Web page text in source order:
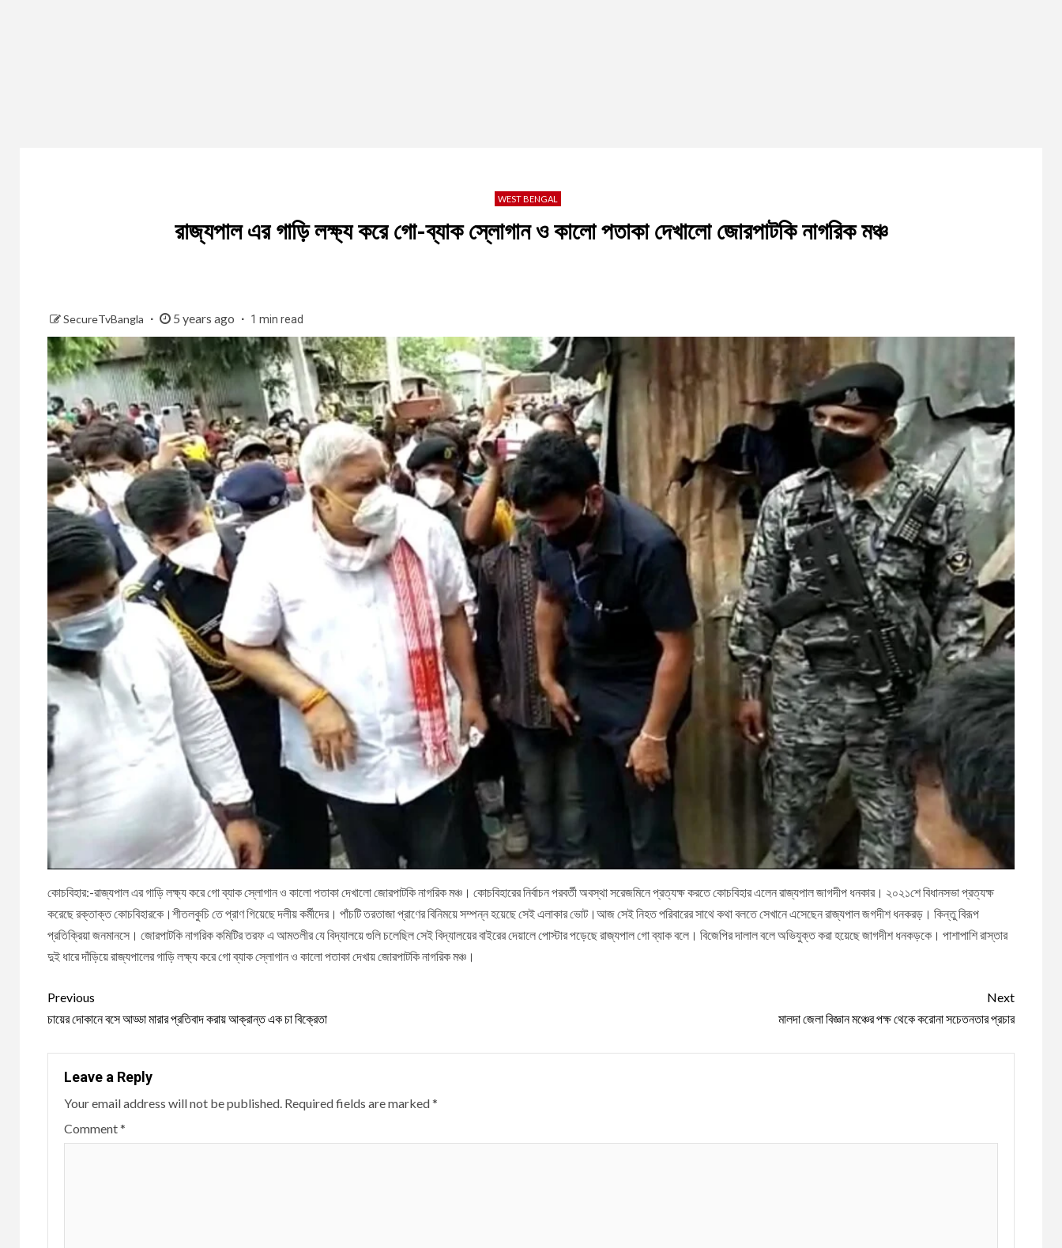
WEST BENGAL
রাজ্যপাল এর গাড়ি লক্ষ্য করে গো-ব্যাক স্লোগান ও কালো পতাকা দেখালো জোরপাটকি নাগরিক মঞ্চ
SecureTvBangla 5 years ago 1 min read
কোচবিহার:-রাজ্যপাল এর গাড়ি লক্ষ্য করে গো ব্যাক স্লোগান ও কালো পতাকা দেখালো জোরপাটকি নাগরিক মঞ্চ। কোচবিহারের নির্বাচন পরবর্তী অবস্থা সরেজমিনে প্রত্যক্ষ করতে কোচবিহার এলেন রাজ্যপাল জাগদীপ ধনকার। ২০২১শে বিধানসভা প্রত্যক্ষ
করেছে রক্তাক্ত কোচবিহারকে।শীতলকুচি তে প্রাণ গিয়েছে দলীয় কর্মীদের। পাঁচটি তরতাজা প্রাণের বিনিময়ে সম্পন্ন হয়েছে সেই এলাকার ভোট।আজ সেই নিহত পরিবারের সাথে কথা বলতে সেখানে এসেছেন রাজ্যপাল জগদীশ ধনকরড়। কিন্তু বিরূপ
প্রতিক্রিয়া জনমানসে। জোরপাটকি নাগরিক কমিটির তরফ এ আমতলীর যে বিদ্যালয়ে গুলি চলেছিল সেই বিদ্যালয়ের বাইরের দেয়ালে পোস্টার পড়েছে রাজ্যপাল গো ব্যাক বলে। বিজেপির দালাল বলে অভিযুক্ত করা হয়েছে জাগদীশ ধনকড়কে। পাশাপাশি রাস্তার
দুই ধারে দাঁড়িয়ে রাজ্যপালের গাড়ি লক্ষ্য করে গো ব্যাক স্লোগান ও কালো পতাকা দেখায় জোরপাটকি নাগরিক মঞ্চ।
Continue
Reading
Previous
চায়ের দোকানে বসে আড্ডা মারার প্রতিবাদ করায় আক্রান্ত এক চা বিক্রেতা
Next
মালদা জেলা বিজ্ঞান মঞ্চের পক্ষ থেকে করোনা সচেতনতার প্রচার
Leave a Reply
Your email address will not be published. Required fields are marked*
Comment*